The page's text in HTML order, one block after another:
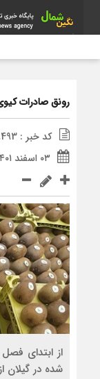
رونق صادرات
کد خبر : 8493
۰۳ اسفند ۱۴۰۱ - ۱۱:۱۸
شده در گیلان